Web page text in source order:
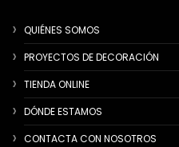
QUIÉNES SOMOS
PROYECTOS DE DECORACIÓN
TIENDA ONLINE
DÓNDE ESTAMOS
CONTACTA CON NOSOTROS